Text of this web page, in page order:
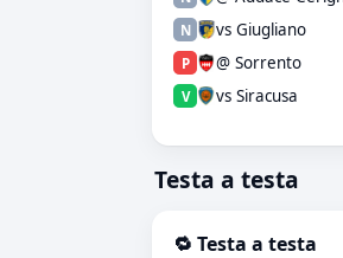
N vs Giugliano
P @ Sorrento
V vs Siracusa
Testa a testa
🔁 Testa a testa